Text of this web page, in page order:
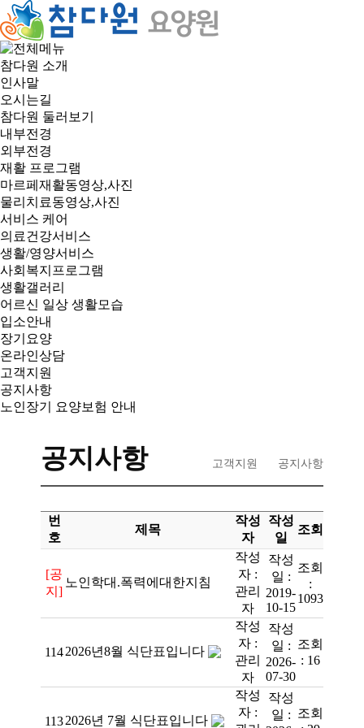
참다원 소개
인사말
오시는길
참다원 둘러보기
내부전경
외부전경
재활 프로그램
마르페재활동영상,사진
물리치료동영상,사진
서비스 케어
의료건강서비스
생활/영양서비스
사회복지프로그램
생활갤러리
어르신 일상 생활모습
입소안내
장기요양
온라인상담
고객지원
공지사항
노인장기 요양보험 안내
공지사항 고객지원 공지사항
번
호
제목
작성
자
작성
일
조회
[공
지]
노인학대.폭력에대한지침
작성
자 :
관리
자
작성
일 :
2019-
10-15
조회
:
1093
1142026년8월 식단표입니다
작성
자 :
관리
자
작성
일 :
2026-
07-30
조회
: 16
1132026년 7월 식단표입니다
작성
자 :
작성
일 : 조회